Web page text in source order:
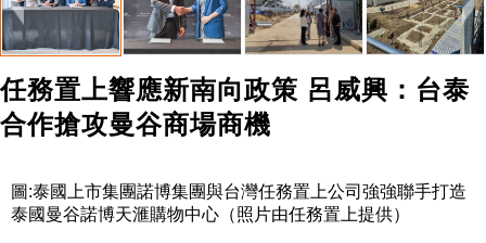
任務置上響應新南向政策 呂威興：台泰
合作搶攻曼谷商場商機
圖 :泰國上市集團諾博集團與台灣任務置上公司強強聯手打造
泰國曼谷諾博天滙購物中心（照片由任務置上提供）